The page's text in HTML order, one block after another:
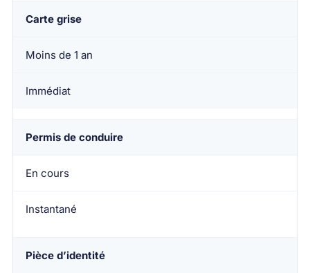
Carte grise
Moins de 1 an
Immédiat
Permis de conduire
En cours
Instantané
Pièce d’identité